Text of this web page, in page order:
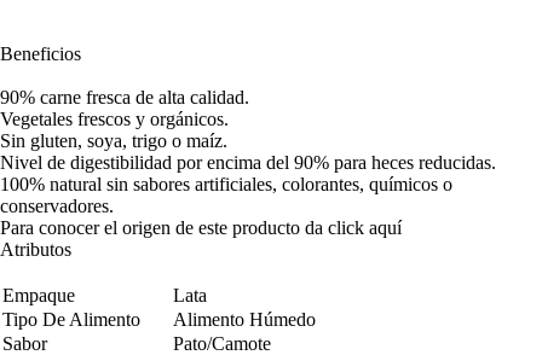
Beneficios
90% carne fresca de alta calidad.
Vegetales frescos y orgánicos.
Sin gluten, soya, trigo o maíz.
Nivel de digestibilidad por encima del 90% para heces reducidas.
100% natural sin sabores artificiales, colorantes, químicos o
conservadores.
Para conocer el origen de este producto da click aquí
Atributos
Empaque
Lata
Tipo De Alimento
Alimento Húmedo
Sabor
Pato/Camote